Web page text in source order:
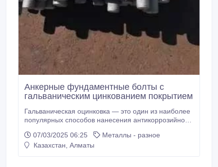
Анкерные фундаментные болты с
гальваническим цинкованием покрытием
Гальваническая оцинковка — это один из наиболее
популярных способов нанесения антикоррозийного
металлов. Этот процесс происходит в
электролитическом растворе, когда ионы цинка,
07/03/2025 06:25
Металлы - разное
Казахстан, Алматы